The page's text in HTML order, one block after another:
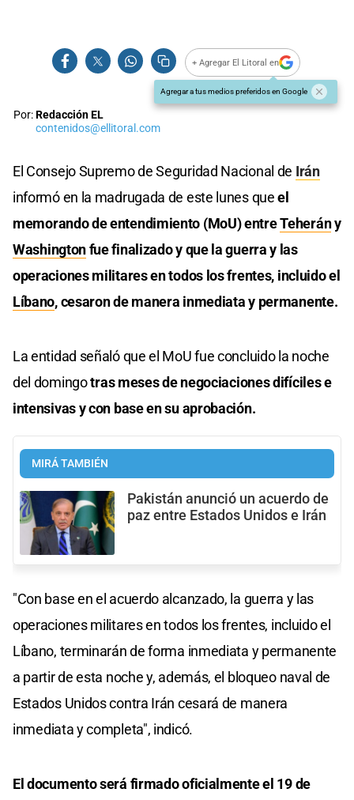
+ Agregar El Litoral en
Agregar a tus medios preferidos en Google
Por:Redacción EL
contenidos@ellitoral.com
El Consejo Supremo de Seguridad Nacional de Irán
informó en la madrugada de este lunes queel
memorando de entendimiento (MoU) entreTeherány
Washingtonfue finalizado y que la guerra y las
operaciones militares en todos los frentes, incluido el
Líbano, cesaron de manera inmediata y permanente.
La entidad señaló que el MoU fue concluido la noche
del domingotras meses de negociaciones difíciles e
intensivas y con base en su aprobación.
MIRÁ TAMBIÉN
Pakistán anunció un acuerdo de
paz entre Estados Unidos e Irán
"Con base en el acuerdo alcanzado, la guerra y las
operaciones militares en todos los frentes, incluido el
Líbano, terminarán de forma inmediata y permanente
a partir de esta noche y, además, el bloqueo naval de
Estados Unidos contra Irán cesará de manera
inmediata y completa", indicó.
El documento será firmado oficialmente el 19 de